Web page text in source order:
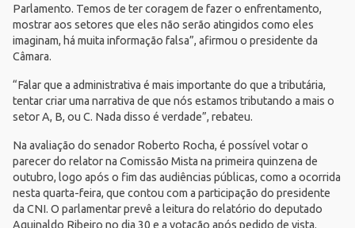
Parlamento. Temos de ter coragem de fazer o enfrentamento,
mostrar aos setores que eles não serão atingidos como eles
imaginam, há muita informação falsa”, afirmou o presidente da
Câmara.
“Falar que a administrativa é mais importante do que a tributária,
tentar criar uma narrativa de que nós estamos tributando a mais o
setor A, B, ou C. Nada disso é verdade”, rebateu.
Na avaliação do senador Roberto Rocha, é possível votar o
parecer do relator na Comissão Mista na primeira quinzena de
outubro, logo após o fim das audiências públicas, como a ocorrida
nesta quarta-feira, que contou com a participação do presidente
da CNI. O parlamentar prevê a leitura do relatório do deputado
Aguinaldo Ribeiro no dia 30 e a votação após pedido de vista.